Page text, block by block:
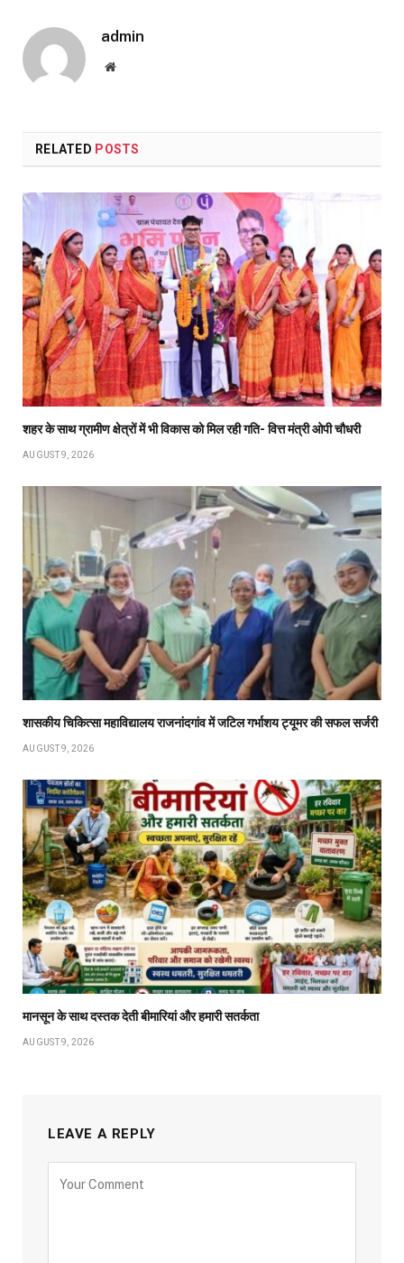
admin
Website
RELATED POSTS
शहर के साथ ग्रामीण क्षेत्रों में भी विकास को मिल रही गति- वित्त मंत्री ओपी चौधरी
AUGUST 9, 2026
शासकीय चिकित्सा महाविद्यालय राजनांदगांव में जटिल गर्भाशय ट्यूमर की सफल सर्जरी
AUGUST 9, 2026
मानसून के साथ दस्तक देती बीमारियां और हमारी सतर्कता
AUGUST 9, 2026
LEAVE A REPLY